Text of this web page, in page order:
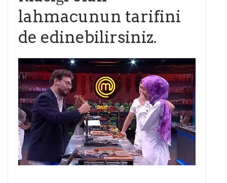
lahmacunun tarifini
de edinebilirsiniz.